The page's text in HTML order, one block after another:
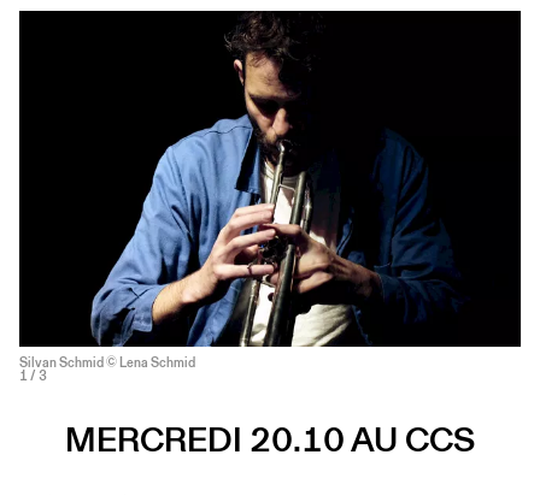
Silvan Schmid © Lena Schmid
1 / 3
MERCREDI 20.10 AU CCS